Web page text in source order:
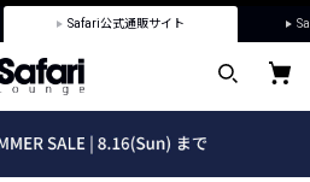
Safari公式通販サイト